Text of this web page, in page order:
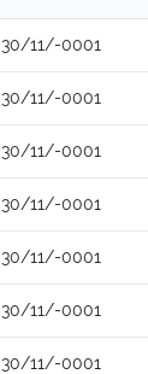
30/11/-0001
30/11/-0001
30/11/-0001
30/11/-0001
30/11/-0001
30/11/-0001
30/11/-0001